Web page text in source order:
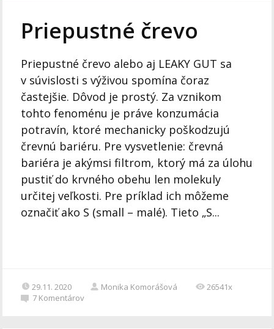
Priepustné črevo
Priepustné črevo alebo aj LEAKY GUT sa
v súvislosti s výživou spomína čoraz
častejšie. Dôvod je prostý. Za vznikom
tohto fenoménu je práve konzumácia
potravín, ktoré mechanicky poškodzujú
črevnú bariéru. Pre vysvetlenie: črevná
bariéra je akýmsi filtrom, ktorý má za úlohu
pustiť do krvného obehu len molekuly
určitej veľkosti. Pre príklad ich môžeme
označiť ako S (small – malé). Tieto „S...
29.11. 2020 Monika Komorášová
26541x
7 Komentárov